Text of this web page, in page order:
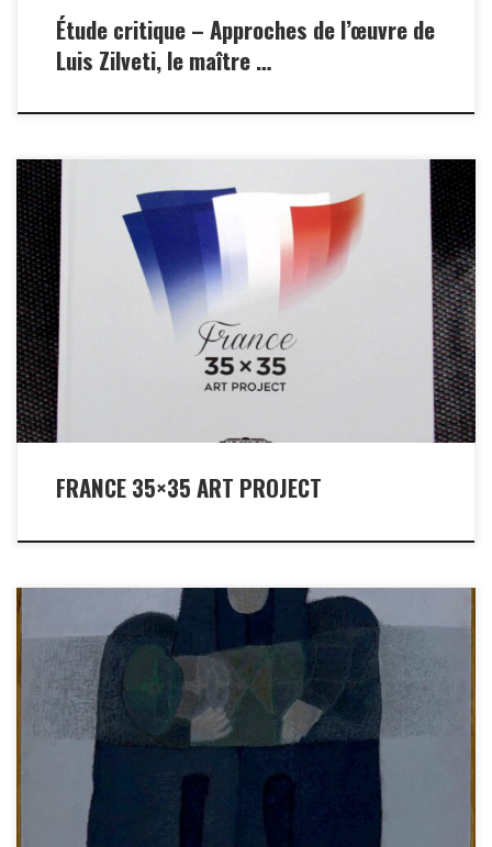
Étude critique – Approches de l’œuvre de
Luis Zilveti, le maître …
Livre Copelouzos Family Art Museum
FRANCE 35×35 ART PROJECT
L'oeuvre de Luis Zilveti "Vieja con generalito" présente au
Montpellier Contemporain, exposition "Musées en exil", 2022.